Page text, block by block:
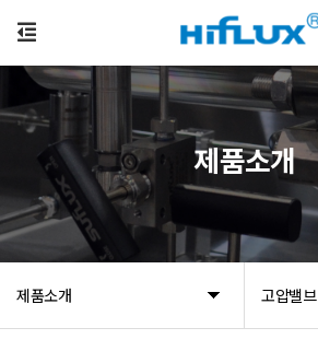
제품소개 고압밸브
제품소개